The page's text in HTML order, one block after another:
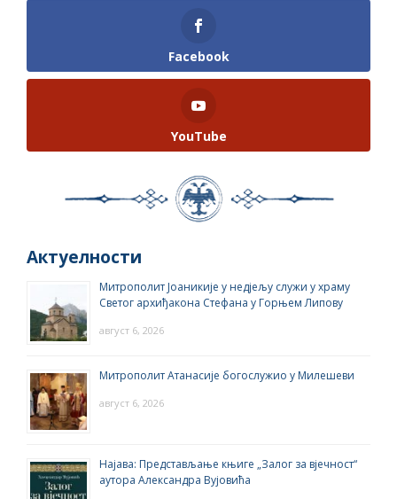
Facebook
YouTube
Актуелности
Митрополит Јоаникије у недјељу служи у храму
Светог архиђакона Стефана у Горњем Липову
август 6, 2026
Митрополит Атанасије богослужио у Милешеви
август 6, 2026
Најава: Представљање књиге „Залог за вјечност“
аутора Александра Вујовића